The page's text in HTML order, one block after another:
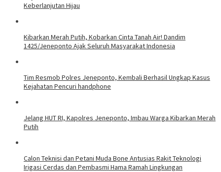
Keberlanjutan Hijau
Kibarkan Merah Putih, Kobarkan Cinta Tanah Air! Dandim
1425/Jeneponto Ajak Seluruh Masyarakat Indonesia
Tim Resmob Polres Jeneponto, Kembali Berhasil Ungkap Kasus
Kejahatan Pencuri handphone
Jelang HUT RI, Kapolres Jeneponto, Imbau Warga Kibarkan Merah
Putih
Calon Teknisi dan Petani Muda Bone Antusias Rakit Teknologi
Irigasi Cerdas dan Pembasmi Hama Ramah Lingkungan